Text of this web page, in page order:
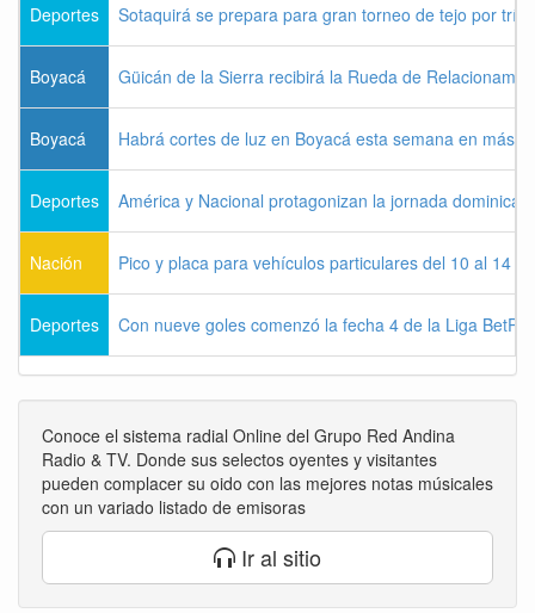
Deportes Sotaquirá se prepara para gran torneo de tejo por tríos
Boyacá Güicán de la Sierra recibirá la Rueda de
Boyacá Habrá cortes de luz en Boyacá esta semana en más
Deportes América y Nacional protagonizan la jornada dominical
Nación Pico y placa para vehículos particulares del 10 al 14
Deportes Con nueve goles comenzó la fecha 4 de la Liga
Conoce el sistema radial Online del Grupo Red Andina
Radio & TV. Donde sus selectos oyentes y visitantes
pueden complacer su oido con las mejores notas músicales
con un variado listado de emisoras
Ir al sitio